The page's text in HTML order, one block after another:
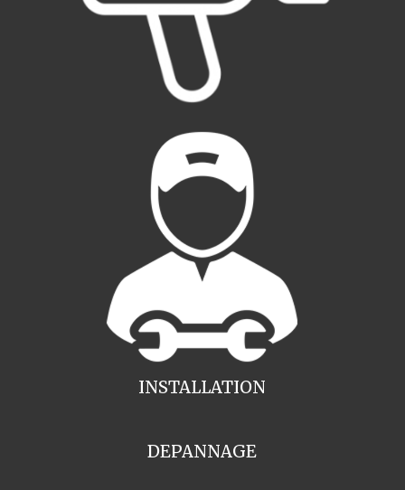
INSTALLATION
DEPANNAGE